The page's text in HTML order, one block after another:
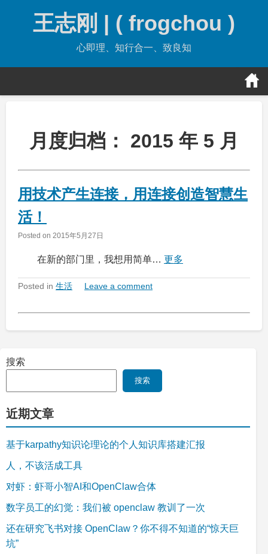
王志刚 | ( frogchou )
心即理、知行合一、致良知
月度归档： 2015 年 5 月
用技术产生连接，用连接创造智慧生
活！
Posted on 2015年5月27日
在新的部门里，我想用简单… 更多
Posted in 生活 Leave a comment
搜索
搜索
近期文章
基于karpathy知识论理论的个人知识库搭建汇报
人，不该活成工具
对虾：虾哥小智AI和OpenClaw合体
数字员工的幻觉：我们被 openclaw 教训了一次
还在研究飞书对接 OpenClaw？你不得不知道的“惊天巨
坑”